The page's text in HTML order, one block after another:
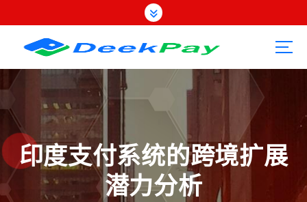
转
容
印度支付系统的跨境扩展
潜力分析